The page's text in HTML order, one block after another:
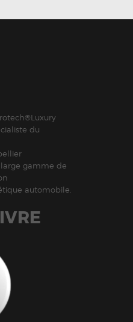
du
gamme de
automobile.